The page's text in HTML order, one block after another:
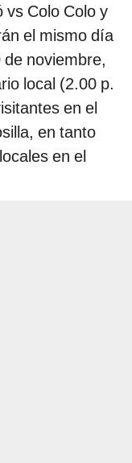
vs Colo Colo y
el mismo día
noviembre,
local (2.00 p.
en el
en tanto
en el